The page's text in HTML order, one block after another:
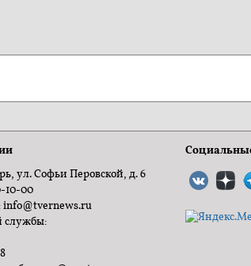
ул. Софьи Перовской, д. 6
10-00
info@tvernews.ru
службы: